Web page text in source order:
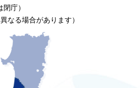
庁）
なる場合があります）